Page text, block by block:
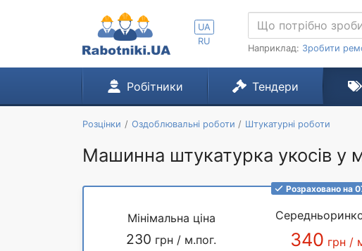
UA
RU
Наприклад: Зробити
Робітники Тендери
Розцінки Оздоблювальні роботи Штукатурні роботи
Машинна штукатурка укосів у
Розраховано на
Мінімальна ціна
230 грн / м.пог. 340 грн /